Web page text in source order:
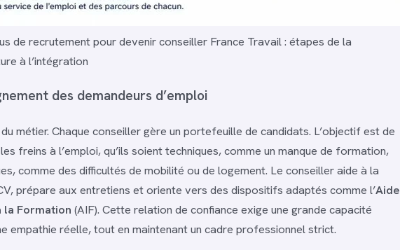
de recrutement pour devenir conseiller France Travail : étapes de la
à l’intégration
des demandeurs d’emploi
métier. Chaque conseiller gère un portefeuille de candidats. L’objectif est de
freins à l’emploi, qu’ils soient techniques, comme un manque de formation,
comme des difficultés de mobilité ou de logement. Le conseiller aide à la
prépare aux entretiens et oriente vers des dispositifs adaptés comme l’Aide
Formation (AIF). Cette relation de confiance exige une grande capacité
empathie réelle, tout en maintenant un cadre professionnel strict.